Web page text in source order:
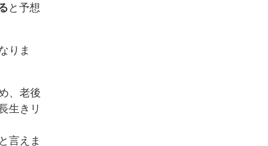
と予想
りま
、老後
生きリ
と言えま